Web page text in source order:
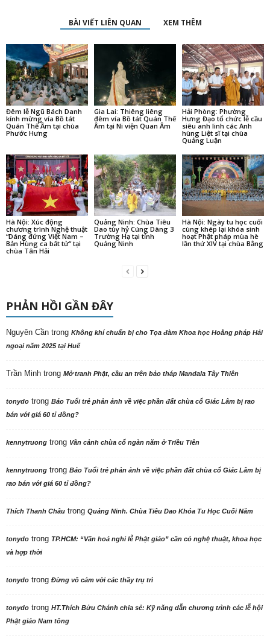
BÀI VIẾT LIÊN QUAN XEM THÊM
Đêm lễ Ngũ Bách Danh
kính mừng vía Bồ tát
Quán Thế Âm tại chùa
Phước Hưng
Gia Lai: Thiêng liêng
đêm vía Bồ tát Quán Thế
Âm tại Ni viện Quan Âm
Hải Phòng: Phường
Hưng Đạo tổ chức lễ cầu
siêu anh linh các Anh
hùng Liệt sĩ tại chùa
Quảng Luận
Hà Nội: Xúc động
chương trình Nghệ thuật
“Dáng đứng Việt Nam –
Bản Hùng ca bất tử” tại
chùa Tân Hải
Quảng Ninh: Chùa Tiêu
Dao tùy hỷ Cúng Dàng 3
Trường Hạ tại tỉnh
Quảng Ninh
Hà Nội: Ngày tu học cuối
cùng khép lại khóa sinh
hoạt Phật pháp mùa hè
lần thứ XIV tại chùa Bằng
PHẢN HỒI GẦN ĐÂY
Nguyên Cần trong Không khí chuẩn bị cho Tọa đàm Khoa học Hoằng pháp Hải
ngoại năm 2025 tại Huế
Trần Minh trong Mở tranh Phật, cầu an trên bảo tháp Mandala Tây Thiên
tonydo trong Báo Tuổi trẻ phản ảnh về việc phần đất chùa cổ Giác Lâm bị rao
bán với giá 60 tỉ đồng?
kennytruong trong Vãn cảnh chùa cổ ngàn năm ở Triều Tiên
kennytruong trong Báo Tuổi trẻ phản ảnh về việc phần đất chùa cổ Giác Lâm bị
rao bán với giá 60 tỉ đồng?
Thích Thanh Châu trong Quảng Ninh. Chùa Tiêu Dao Khóa Tu Học Cuối Năm
tonydo trong TP.HCM: “Văn hoá nghi lễ Phật giáo” cần có nghệ thuật, khoa học
và hợp thời
tonydo trong Đừng vô cảm với các thầy trụ trì
tonydo trong HT.Thích Bửu Chánh chia sẻ: Kỹ năng dẫn chương trình các lễ hội
Phật giáo Nam tông